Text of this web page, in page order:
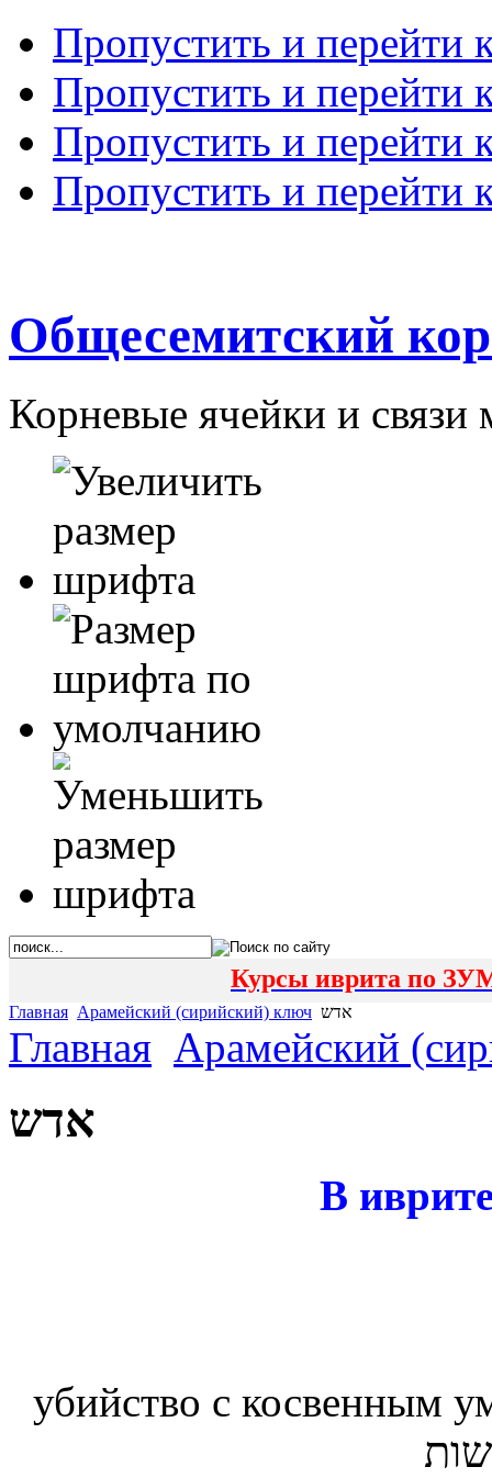
Пропустить и перейти
Пропустить и перейти
Пропустить и перейти
Пропустить и перейти
Общесемитский
Корневые ячейки и
Курсы иврита по
Главная Арамейский (сирийский) ключ אדש
Главная Арамейский
אדש
В
убийство с косвенным